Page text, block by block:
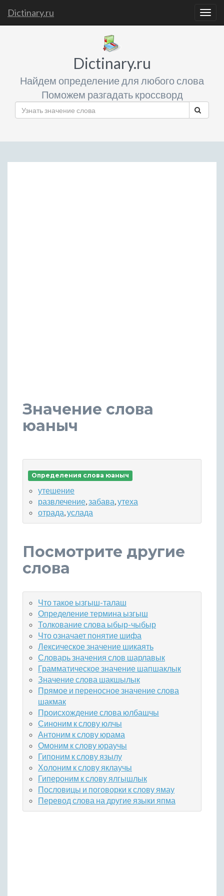
Dictinary.ru
Dictinary.ru
Найдем определение для любого слова
Поможем разгадать кроссворд
Значение слова
юаныч
Определения слова юаныч
утешение
развлечение,забава,утеха
отрада,услада
Посмотрите другие
слова
Что такое ызгыш-талаш
Определение термина ызгыш
Толкование слова ыбыр-чыбыр
Что означает понятие шифа
Лексическое значение шикаять
Словарь значения слов шарлавык
Грамматическое значение шапшаклык
Значение слова шакшылык
Прямое и переносное значение слова
шакмак
Происхождение слова юлбашчы
Синоним к слову юлчы
Антоним к слову юрама
Омоним к слову юраучы
Гипоним к слову язылу
Холоним к слову яклаучы
Гипероним к слову ялгышлык
Пословицы и поговорки к слову ямау
Перевод слова на другие языки япма